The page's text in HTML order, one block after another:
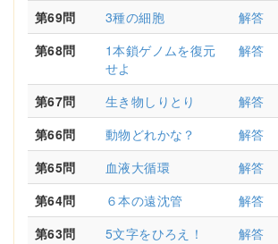
第69問
3種の細胞
解答
第68問
1本鎖ゲノムを復元
せよ
解答
第67問 生き物しりとり
解答
第66問
動物どれかな？
解答
第65問
血液大循環
解答
第64問
６本の遠沈管
解答
第63問
5文字をひろえ！
解答